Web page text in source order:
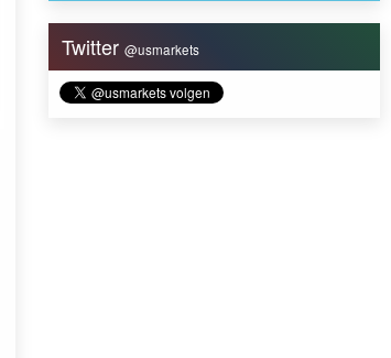
Twitter@usmarkets